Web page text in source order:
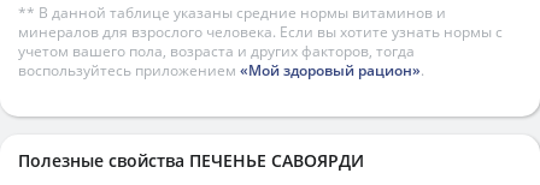
** В данной таблице указаны средние нормы витаминов и
минералов для взрослого человека. Если вы хотите узнать нормы с
учетом вашего пола, возраста и других факторов, тогда
воспользуйтесь приложением «Мой здоровый рацион».
Полезные свойства ПЕЧЕНЬЕ САВОЯРДИ